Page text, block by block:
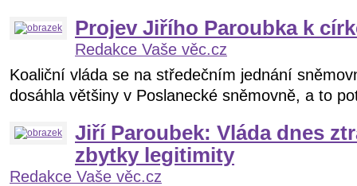
Projev Jiřího Paroubka k
Redakce Vaše věc.cz
Koaliční vláda se na středečním jednání
dosáhla většiny v Poslanecké sněmovně, a to
Jiří Paroubek: Vláda dnes
zbytky legitimity
Redakce Vaše věc.cz